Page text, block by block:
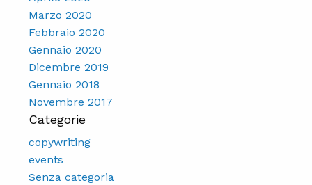
Marzo 2020
Febbraio 2020
Gennaio 2020
Dicembre 2019
Gennaio 2018
Novembre 2017
Categorie
copywriting
events
Senza categoria